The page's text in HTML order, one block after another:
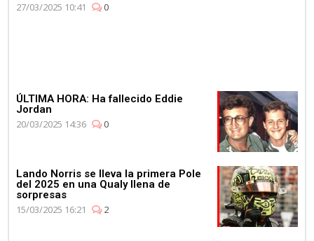
27/03/2025 10:41
0
ÚLTIMA HORA: Ha fallecido Eddie
Jordan
20/03/2025 14:36
0
Lando Norris se lleva la primera Pole
del 2025 en una Qualy llena de
sorpresas
15/03/2025 16:21
2